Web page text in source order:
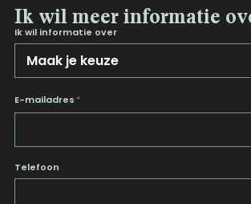
Ik wil meer informatie
Ik wil informatie over
E-mailadres *
Telefoon